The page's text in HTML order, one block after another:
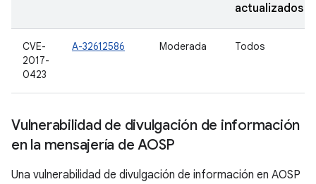
actualizados
CVE-
2017-
0423
A-32612586 Moderada Todos
Vulnerabilidad de divulgación de información
en la mensajería de AOSP
Una vulnerabilidad de divulgación de información en AOSP